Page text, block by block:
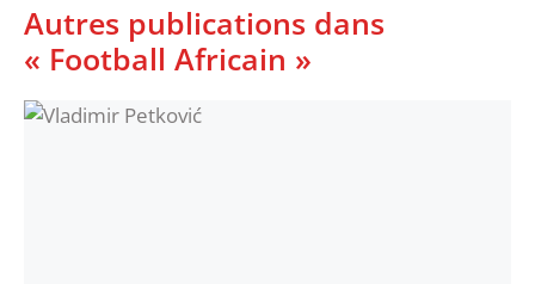
Autres publications dans
« Football Africain »